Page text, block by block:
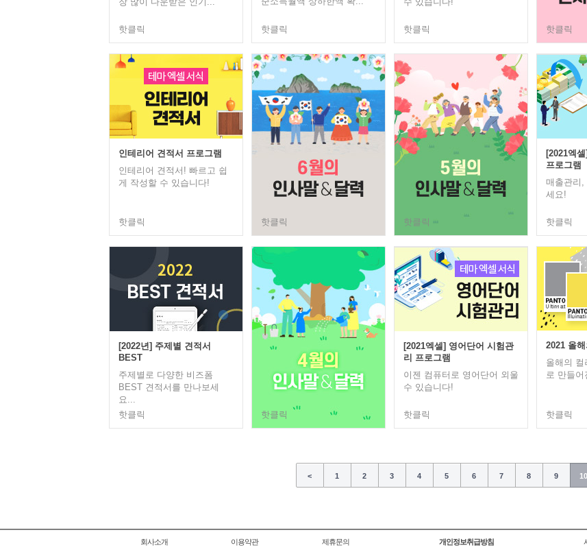
핫클릭 핫클릭 핫클릭 핫클릭
인테리어 견적서 프로그램
인테리어 견적서! 빠르고 쉽
게 작성할 수 있습니다!
핫클릭 핫클릭 핫클릭
[2021엑
프로그램
매출관리,
세요!
핫클릭
[2022년] 주제별 견적서
BEST
주제별로 다양한 비즈폼
BEST 견적서를 만나보세
요...
핫클릭
핫클릭
[2021엑셀] 영어단어 시험관
리 프로그램
이젠 컴퓨터로 영어단어 외울
수 있습니다!
핫클릭
2021 올
올해의 컬
로 만들
핫클릭
< 1 2 3 4 5 6 7 8 9 10
회사소개 이용약관 제휴문의 개인정보취급방침